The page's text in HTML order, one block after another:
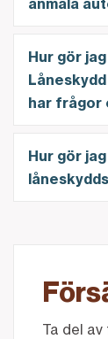
anmäla
Hur gör
har frågor
Hur gör
Ta del